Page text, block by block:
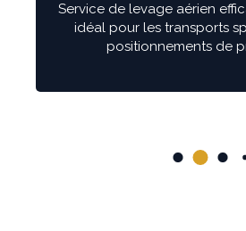
Service de levage aérien
idéal pour les transports
positionnements de